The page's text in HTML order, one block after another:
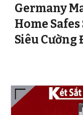
Germany
Home
Siêu Cường